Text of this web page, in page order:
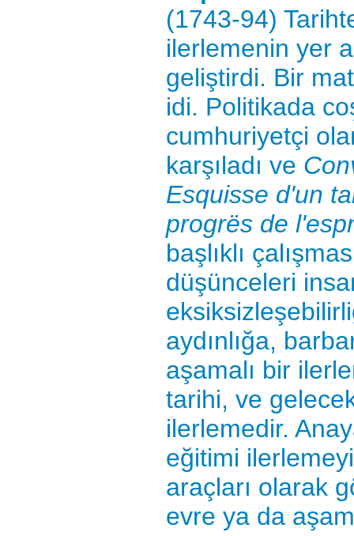
(1743-94)
ilerlemenin yer
geliştirdi. Bir
idi. Politikada
cumhuriyetçi
karşıladı ve
Esquisse d'un
progrës de
başlıklı
düşünceleri
aydınlığa,
aşamalı bir
tarihi, ve
ilerlemedir.
eğitimi
araçları olarak
evre ya da